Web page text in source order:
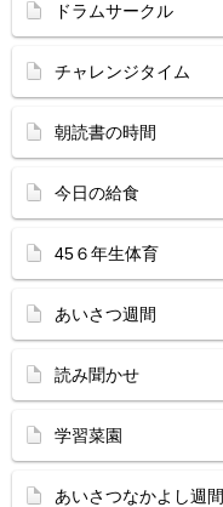
ドラムサークル
チャレンジタイム
朝読書の時間
今日の給食
45６年生体育
あいさつ週間
読み聞かせ
学習菜園
あいさつなかよし週間